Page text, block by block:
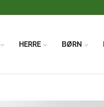
HERRE BØRN